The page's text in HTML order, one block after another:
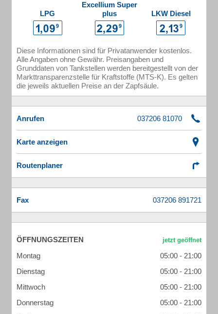
LPG
Excellium Super
plus
LKW Diesel
Diese Informationen sind für Privatanwender kostenlos.
Alle Angaben ohne Gewähr. Preisangaben und
Grunddaten von Tankstellen werden bereitgestellt von der
Markttransparenzstelle für Kraftstoffe (MTS-K). Es gelten
die jeweils aktuellen Preise an der Zapfsäule.
Anrufen
Karte anzeigen
Routenplaner
Fax
ÖFFNUNGSZEITEN
Montag
05:00 - 21:00
Dienstag
05:00 - 21:00
Mittwoch
05:00 - 21:00
Donnerstag
05:00 - 21:00